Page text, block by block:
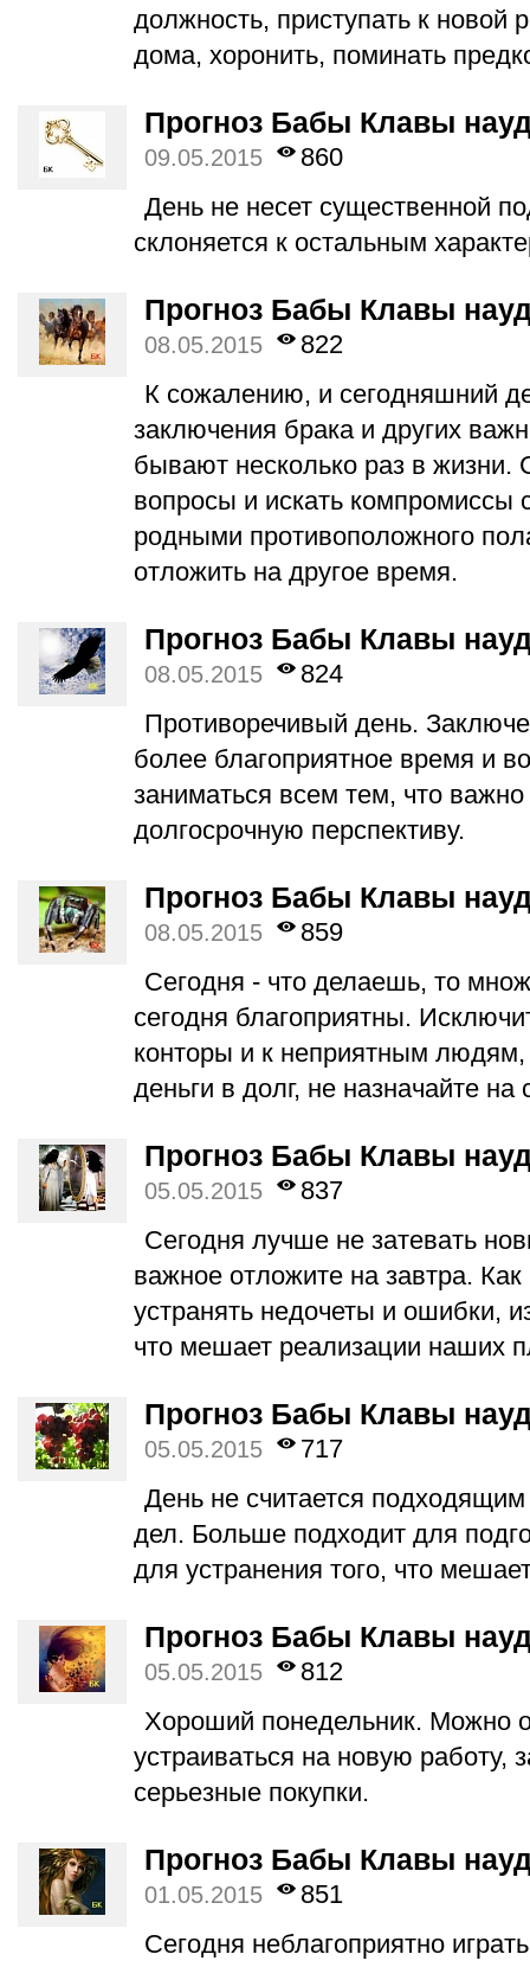
должность, приступать к новой
дома, хоронить, поминать
Прогноз Бабы Клавы
09.05.2015
860
День не несет существенной
склоняется к остальным
Прогноз Бабы Клавы
08.05.2015
822
К сожалению, и сегодняшний
заключения брака и других
бывают несколько раз в жизни.
вопросы и искать компромиссы
родными противоположного
отложить на другое время.
Прогноз Бабы Клавы
08.05.2015
824
Противоречивый день.
более благоприятное время и
заниматься всем тем, что
долгосрочную перспективу.
Прогноз Бабы Клавы
08.05.2015
859
Сегодня - что делаешь, то
сегодня благоприятны.
конторы и к неприятным людям,
деньги в долг, не назначайте
Прогноз Бабы Клавы
05.05.2015
837
Сегодня лучше не затевать
важное отложите на завтра.
устранять недочеты и ошибки,
что мешает реализации наших
Прогноз Бабы Клавы
05.05.2015
717
День не считается
дел. Больше подходит для
для устранения того, что
Прогноз Бабы Клавы
05.05.2015
812
Хороший понедельник. Можно
устраиваться на новую работу,
серьезные покупки.
Прогноз Бабы Клавы
01.05.2015
851
Сегодня неблагоприятно